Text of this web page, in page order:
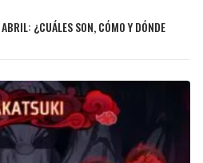
¿CUÁLES SON, CÓMO Y DÓNDE